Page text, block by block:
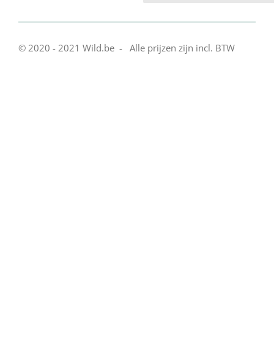
© 2020 - 2021 Wild.be - Alle prijzen zijn incl. BTW